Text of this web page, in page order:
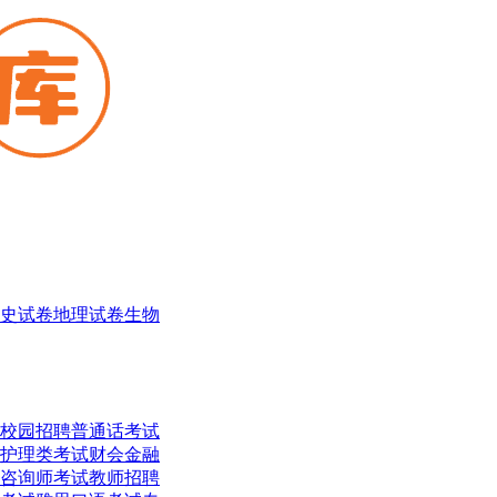
试卷地理试卷生物
校园招聘普通话考试
理类考试财会金融
询师考试教师招聘